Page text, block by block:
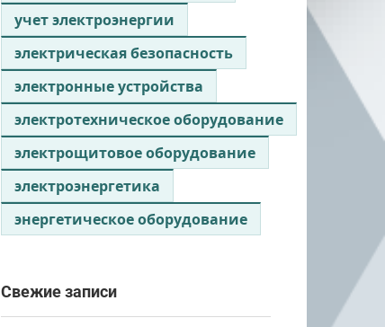
учет электроэнергии
электрическая безопасность
электронные устройства
электротехническое оборудование
электрощитовое оборудование
электроэнергетика
энергетическое оборудование
Свежие записи